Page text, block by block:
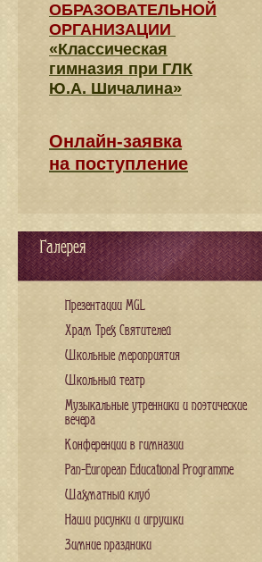
ОБРАЗОВАТЕЛЬНОЙ
ОРГАНИЗАЦИИ
«Классическая
гимназия при ГЛК
Ю.А. Шичалина»
Онлайн-заявка
на поступление
Галерея
Презентации MGL
Храм Трех Святителей
Школьные мероприятия
Школьный театр
Музыкальные утренники и поэтические
вечера
Конференции в гимназии
Pan-European Educational Programme
Шахматный клуб
Наши рисунки и игрушки
Зимние праздники